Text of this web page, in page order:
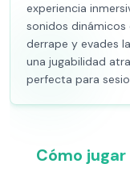
experiencia
sonidos dinámicos
derrape y evades
una jugabilidad
perfecta para
Cómo